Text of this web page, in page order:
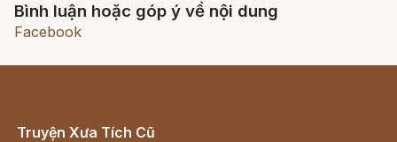
Bình luận hoặc góp ý về nội dung
Facebook
Truyện Xưa Tích Cũ